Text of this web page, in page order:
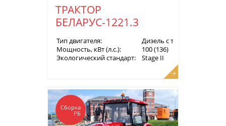
ТРАКТОР
БЕЛАРУС-1221.3
Тип двигателя:
Дизель с турбонаддувом
Мощность, кВт (л.с.):
100 (136)
Экологический стандарт:
Stage II
Сборка
РБ